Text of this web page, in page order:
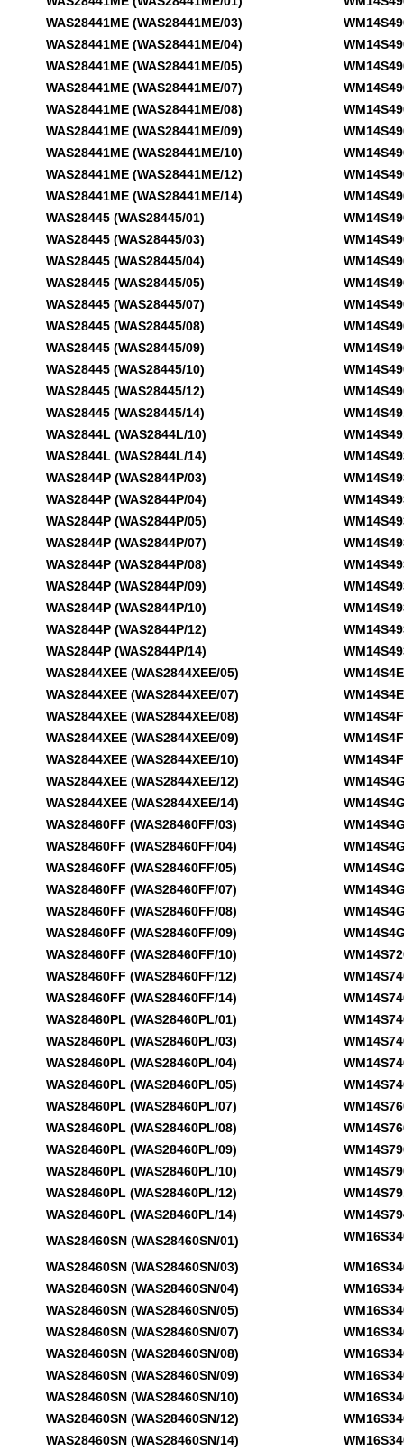
WAS28441ME (WAS28441ME/03)
WAS28441ME (WAS28441ME/04)
WAS28441ME (WAS28441ME/05)
WAS28441ME (WAS28441ME/07)
WAS28441ME (WAS28441ME/08)
WAS28441ME (WAS28441ME/09)
WAS28441ME (WAS28441ME/10)
WAS28441ME (WAS28441ME/12)
WAS28441ME (WAS28441ME/14)
WAS28445 (WAS28445/01)
WAS28445 (WAS28445/03)
WAS28445 (WAS28445/04)
WAS28445 (WAS28445/05)
WAS28445 (WAS28445/07)
WAS28445 (WAS28445/08)
WAS28445 (WAS28445/09)
WAS28445 (WAS28445/10)
WAS28445 (WAS28445/12)
WAS28445 (WAS28445/14)
WAS2844L (WAS2844L/10)
WAS2844L (WAS2844L/14)
WAS2844P (WAS2844P/03)
WAS2844P (WAS2844P/04)
WAS2844P (WAS2844P/05)
WAS2844P (WAS2844P/07)
WAS2844P (WAS2844P/08)
WAS2844P (WAS2844P/09)
WAS2844P (WAS2844P/10)
WAS2844P (WAS2844P/12)
WAS2844P (WAS2844P/14)
WAS2844XEE (WAS2844XEE/05)
WAS2844XEE (WAS2844XEE/07)
WAS2844XEE (WAS2844XEE/08)
WAS2844XEE (WAS2844XEE/09)
WAS2844XEE (WAS2844XEE/10)
WAS2844XEE (WAS2844XEE/12)
WAS2844XEE (WAS2844XEE/14)
WAS28460FF (WAS28460FF/03)
WAS28460FF (WAS28460FF/04)
WAS28460FF (WAS28460FF/05)
WAS28460FF (WAS28460FF/07)
WAS28460FF (WAS28460FF/08)
WAS28460FF (WAS28460FF/09)
WAS28460FF (WAS28460FF/10)
WAS28460FF (WAS28460FF/12)
WAS28460FF (WAS28460FF/14)
WAS28460PL (WAS28460PL/01)
WAS28460PL (WAS28460PL/03)
WAS28460PL (WAS28460PL/04)
WAS28460PL (WAS28460PL/05)
WAS28460PL (WAS28460PL/07)
WAS28460PL (WAS28460PL/08)
WAS28460PL (WAS28460PL/09)
WAS28460PL (WAS28460PL/10)
WAS28460PL (WAS28460PL/12)
WAS28460PL (WAS28460PL/14)
WAS28460SN (WAS28460SN/01)
WAS28460SN (WAS28460SN/03)
WAS28460SN (WAS28460SN/04)
WAS28460SN (WAS28460SN/05)
WAS28460SN (WAS28460SN/07)
WAS28460SN (WAS28460SN/08)
WAS28460SN (WAS28460SN/09)
WAS28460SN (WAS28460SN/10)
WAS28460SN (WAS28460SN/12)
WAS28460SN (WAS28460SN/14)